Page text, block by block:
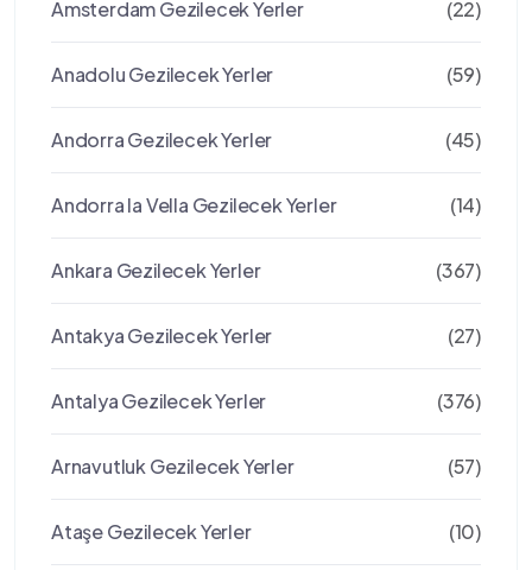
Amsterdam Gezilecek Yerler (22)
Anadolu Gezilecek Yerler (59)
Andorra Gezilecek Yerler (45)
Andorra la Vella Gezilecek Yerler (14)
Ankara Gezilecek Yerler (367)
Antakya Gezilecek Yerler (27)
Antalya Gezilecek Yerler (376)
Arnavutluk Gezilecek Yerler (57)
Ataşe Gezilecek Yerler (10)